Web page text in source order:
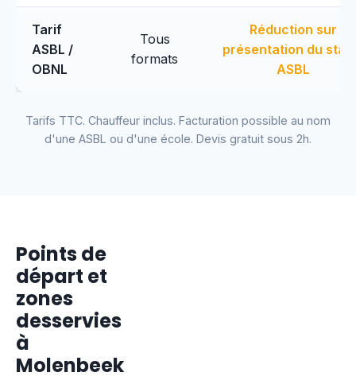
Tarif
ASBL /
OBNL
Tous
formats
Réduction sur
présentation du
ASBL
Tarifs TTC. Chauffeur inclus. Facturation possible au nom
d'une ASBL ou d'une école. Devis gratuit sous 2h.
Points de
départ et
zones
desservies
à
Molenbeek